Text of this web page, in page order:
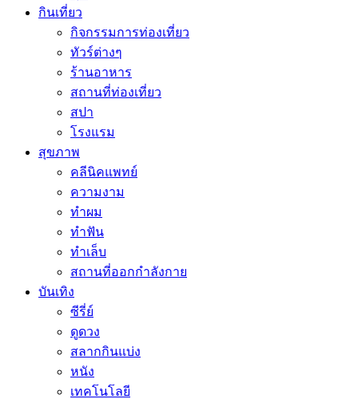
กินเที่ยว
กิจกรรมการท่องเที่ยว
ทัวร์ต่างๆ
ร้านอาหาร
สถานที่ท่องเที่ยว
สปา
โรงแรม
สุขภาพ
คลีนิคแพทย์
ความงาม
ทำผม
ทำฟัน
ทำเล็บ
สถานที่ออกกำลังกาย
บันเทิง
ซีรี่ย์
ดูดวง
สลากกินแบ่ง
หนัง
เทคโนโลยี